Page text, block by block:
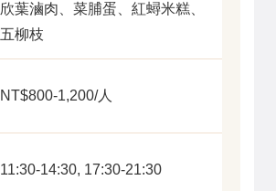
欣葉滷肉、菜脯蛋、紅蟳米糕、
五柳枝
NT$800-1,200/人
11:30-14:30, 17:30-21:30